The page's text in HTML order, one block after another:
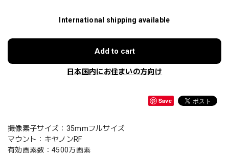
International shipping available
Add to cart
日本国内にお住まいの方向け
Save
撮像素子サイズ：35mmフルサイズ
マウント：キヤノンRF
有効画素数：4500万画素